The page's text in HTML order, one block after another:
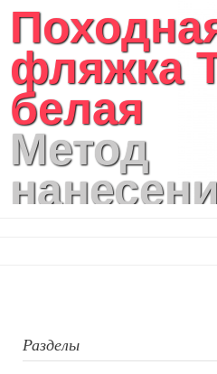
фляжка
белая
Метод
печать,
Разделы